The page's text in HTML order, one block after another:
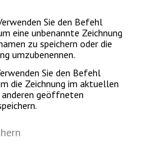
Sie den Befehl
eine unbenannte Zeichnung
zu speichern oder die
umzubenennen.
Sie den Befehl
die Zeichnung im aktuellen
geöffneten